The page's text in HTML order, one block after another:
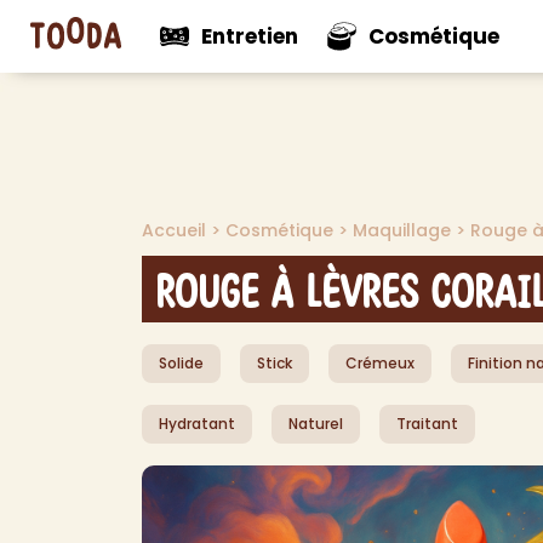
Entretien
Nouveautés
>
Cosmétique
Accueil > Cosmétique > Maquillage > Rouge
Rouge à Lèvres
Solide Stick Crémeux Finition
Hydratant Naturel Traitant